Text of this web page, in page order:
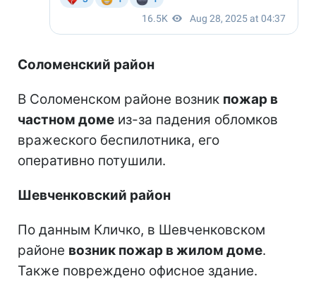
Соломенский район
В Соломенском районе возник пожар в
частном доме из-за падения обломков
вражеского беспилотника, его
оперативно потушили.
Шевченковский район
По данным Кличко, в Шевченковском
районе возник пожар в жилом доме.
Также повреждено офисное здание.